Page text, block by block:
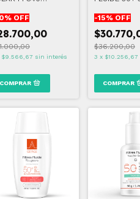
MEDIO
% OFF
$9.566,67 sin interés
-15% OFF
$36.200,00
3 x $10.256,67